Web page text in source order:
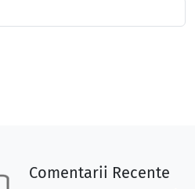
Comentarii Recente